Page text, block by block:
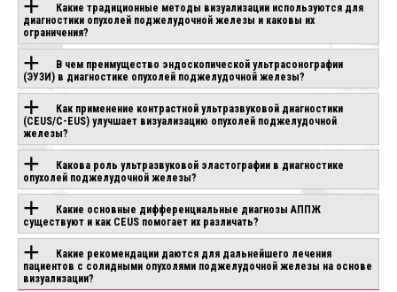
Какие традиционные методы визуализации используются для
диагностики опухолей поджелудочной железы и каковы их
ограничения?
В чем преимущество эндоскопической ультрасонографии
(ЭУЗИ) в диагностике опухолей поджелудочной железы?
Как применение контрастной ультразвуковой диагностики
(CEUS/C-EUS) улучшает визуализацию опухолей поджелудочной
железы?
Какова роль ультразвуковой эластографии в диагностике
опухолей поджелудочной железы?
Какие основные дифференциальные диагнозы АППЖ
существуют и как CEUS помогает их различать?
Какие рекомендации даются для дальнейшего лечения
пациентов с солидными опухолями поджелудочной железы на основе
визуализации?
ОБОРУДОВАНИЕ С
ЭТОЙ
ТЕХНОЛОГИЕЙ
AIR
CANON APLIO
BEYOND
Под заказ
CHISON SONOGO
EBIT 90